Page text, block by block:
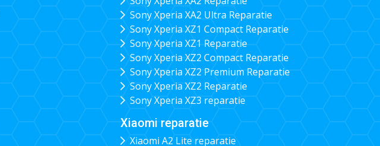
Sony Xperia XA2 Ultra Reparatie
Sony Xperia XZ1 Compact Reparatie
Sony Xperia XZ1 Reparatie
Sony Xperia XZ2 Compact Reparatie
Sony Xperia XZ2 Premium Reparatie
Sony Xperia XZ2 Reparatie
Sony Xperia XZ3 reparatie
Xiaomi reparatie
Xiaomi A2 Lite reparatie